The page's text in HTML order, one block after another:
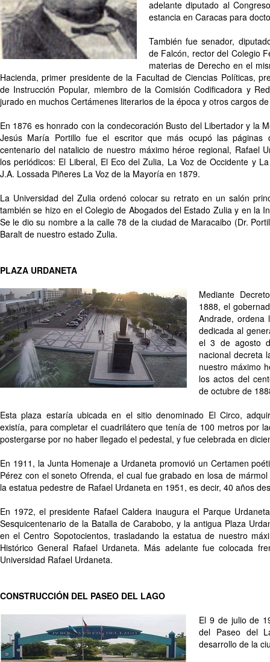
adelante diputado al
estancia en Caracas para
También fue senador,
de Falcón, rector del Colegio
materias de Derecho en el
Hacienda, primer presidente de la Facultad de Ciencias Políticas,
de Instrucción Popular, miembro de la Comisión Codificadora y
jurado en muchos Certámenes literarios de la época y otros cargos
En 1876 es honrado con la condecoración Busto del Libertador y la
Jesús María Portillo fue el escritor que más ocupó las
centenario del natalicio de nuestro máximo héroe regional, Rafael
los periódicos: El Liberal, El Eco del Zulia, La Voz de Occidente y
J.A. Lossada Piñeres La Voz de la Mayoría en 1879.
La Universidad del Zulia ordenó colocar su retrato en un salón
también se hizo en el Colegio de Abogados del Estado Zulia y en la
Se le dio su nombre a la calle 78 de la ciudad de Maracaibo (Dr.
Baralt de nuestro estado Zulia.
PLAZA URDANETA
Mediante
1888, el
Andrade, ordena
dedicada al
el 3 de agosto
nacional decreta
nuestro máximo
los actos del
de octubre de
Esta plaza estaría ubicada en el sitio denominado El Circo,
existía, para completar el cuadrilátero que tenía de 100 metros por
postergarse por no haber llegado el pedestal, y fue celebrada en
En 1911, la Junta Homenaje a Urdaneta promovió un Certamen
Pérez con el soneto Ofrenda, el cual fue grabado en losa de
la estatua pedestre de Rafael Urdaneta en 1951, es decir, 40 años
En 1972, el presidente Rafael Caldera inaugura el Parque
Sesquicentenario de la Batalla de Carabobo, y la antigua Plaza
en el Centro Sopotocientos, trasladando la estatua de nuestro
Histórico General Rafael Urdaneta. Más adelante fue colocada
Universidad Rafael Urdaneta.
CONSTRUCCIÓN DEL PASEO DEL LAGO
El 9 de julio de
del Paseo del
desarrollo de la